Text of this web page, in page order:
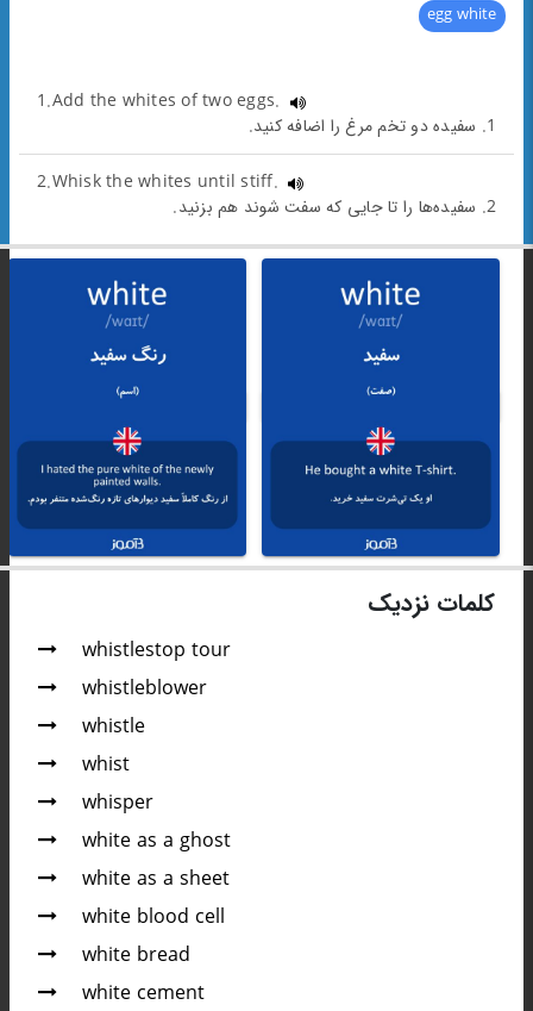
egg white
1.Add the whites of two eggs.
1. سفیده دو تخم مرغ را اضافه کنید.
2.Whisk the whites until stiff.
2. سفیده‌ها را تا جایی که سفت شوند هم بزنید.
کلمات نزدیک
whistlestop tour
whistleblower
whistle
whist
whisper
white as a ghost
white as a sheet
white blood cell
white bread
white cement